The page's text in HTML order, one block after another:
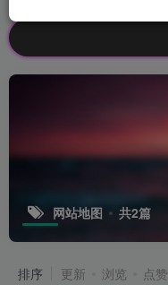
网站地图 共2篇
排序 更新 浏览 点赞